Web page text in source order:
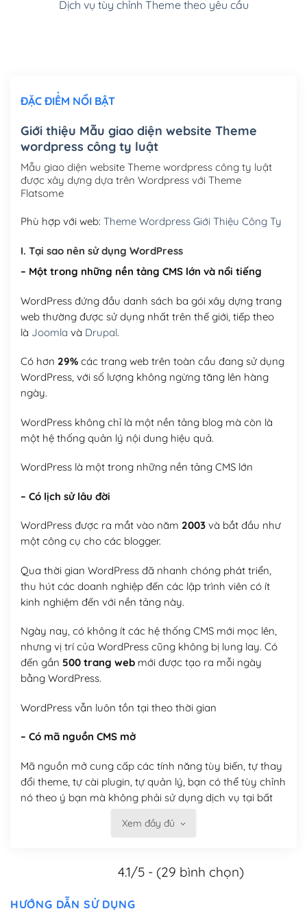
Cài đặt SMTP Mail cho site Wordpress(+100,000₫)
Mua thêm Host + Tên miền
Tên miền quốc tế .com .net .org (1 năm)
Tên miền Việt Nam .vn (1 năm)
Hosting 2GB SSD (1 năm)(+450,000₫)
Hosting 8GB SSD (1 năm) (+950,000₫)
Dịch vụ tùy chỉnh Theme theo yêu cầu
ĐẶC ĐIỂM NỔI BẬT
Giới thiệu Mẫu giao diện website Theme
wordpress công ty luật
Mẫu giao diện website Theme wordpress công ty luật
được xây dựng dựa trên Wordpress với Theme
Flatsome
Phù hợp với web: Theme Wordpress Giới Thiệu Công Ty
I. Tại sao nên sử dụng WordPress
– Một trong những nền tảng CMS lớn và nổi tiếng
WordPress đứng đầu danh sách ba gói xây dựng trang
web thường được sử dụng nhất trên thế giới, tiếp theo
là Joomla và Drupal.
Có hơn 29%các trang web trên toàn cầu đang sử dụng
WordPress, với số lượng không ngừng tăng lên hàng
ngày.
WordPress không chỉ là một nền tảng blog mà còn là
một hệ thống quản lý nội dung hiệu quả.
WordPress là một trong những nền tảng CMS lớn
– Có lịch sử lâu đời
WordPress được ra mắt vào năm 2003và bắt đầu như
một công cụ cho các blogger.
Qua thời gian WordPress đã nhanh chóng phát triển,
thu hút các doanh nghiệp đến các lập trình viên có ít
kinh nghiệm đến với nền tảng này.
Ngày nay, có không ít các hệ thống CMS mới mọc lên,
nhưng vị trí của WordPress cũng không bị lung lay. Có
đến gần 500 trang webmới được tạo ra mỗi ngày
bằng WordPress.
WordPress vẫn luôn tồn tại theo thời gian
– Có mã nguồn CMS mở
Mã nguồn mở cung cấp các tính năng tùy biến, tự thay
đổi theme, tự cài plugin, tự quản lý, bạn có thể tùy chỉnh
nó theo ý bạn mà không phải sử dụng dịch vụ tại bất
Xem đầy đủ
4.1/5 - (29 bình chọn)
HƯỚNG DẪN SỬ DỤNG